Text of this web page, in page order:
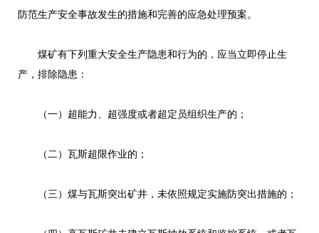
防范生产安全事故发生的措施和完善的应急处理预案。
煤矿有下列重大安全生产隐患和行为的，应当立即停止生
产，排除隐患：
（一）超能力、超强度或者超定员组织生产的；
（二）瓦斯超限作业的；
（三）煤与瓦斯突出矿井，未依照规定实施防突出措施的；